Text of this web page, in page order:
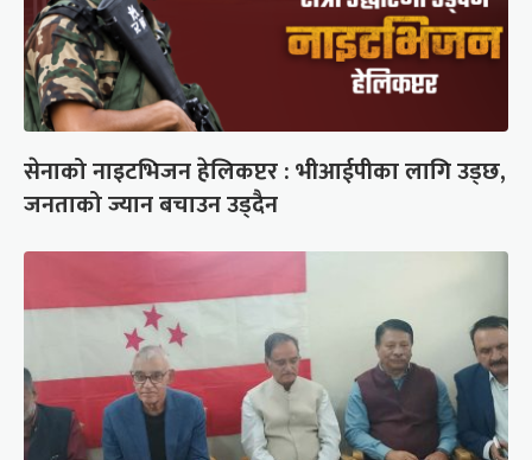
सेनाको नाइटभिजन हेलिकप्टर : भीआईपीका लागि उड्छ,
जनताको ज्यान बचाउन उड्दैन